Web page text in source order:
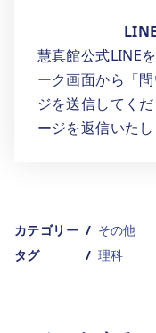
慧真館公式LINE
ーク画面から「
ジを送信してく
ージを返信いたし
カテゴリー
その他
タグ
理科